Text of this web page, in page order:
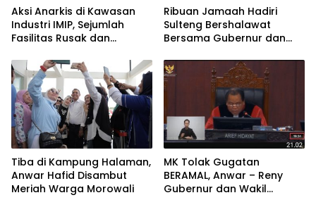
Aksi Anarkis di Kawasan
Industri IMIP, Sejumlah
Fasilitas Rusak dan
Ribuan Jamaah Hadiri
Sulteng Bershalawat
Bersama Gubernur dan
Tiba di Kampung Halaman,
Anwar Hafid Disambut
Meriah Warga Morowali
MK Tolak Gugatan
BERAMAL, Anwar – Reny
Gubernur dan Wakil